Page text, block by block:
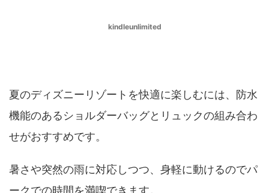
kindleunlimited
夏のディズニーリゾートを快適に楽しむには、防水
機能のあるショルダーバッグとリュックの組み合わ
せがおすすめです。
暑さや突然の雨に対応しつつ、身軽に動けるのでパ